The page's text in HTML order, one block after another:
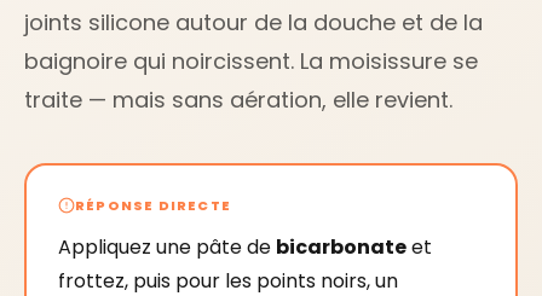
joints silicone autour de la douche et de la
baignoire qui noircissent. La moisissure se
traite — mais sans aération, elle revient.
RÉPONSE DIRECTE
Appliquez une pâte de bicarbonateet
frottez, puis pour les points noirs, un